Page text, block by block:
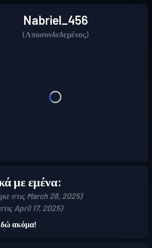
Nabriel_456
(Αποσυνδεδεμένος)
με εμένα:
στις March 28, 2025)
April 17, 2025)
ακόμα!